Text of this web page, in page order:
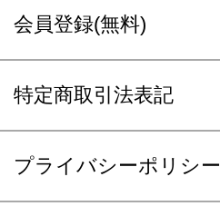
会員登録(無料)
特定商取引法表記
プライバシーポリシー